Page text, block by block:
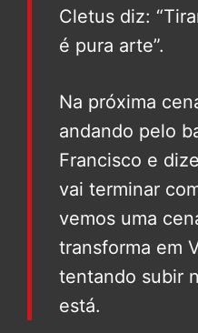
Cletus diz:
é pura arte”.
Na próxima
andando pelo
Francisco e
vai terminar
vemos uma
transforma em
tentando subir
está.